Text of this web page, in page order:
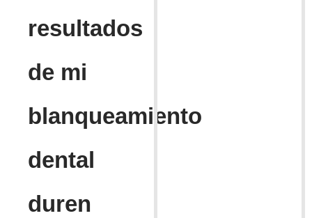
resultados
de mi
blanqueamiento
dental
duren